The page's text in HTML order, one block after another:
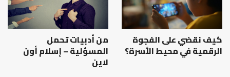
كيف نقضي على الفجوة
الرقمية في محيط الأسرة؟
من أدبيات تحمل
المسؤلية – إسلام أون
لاين